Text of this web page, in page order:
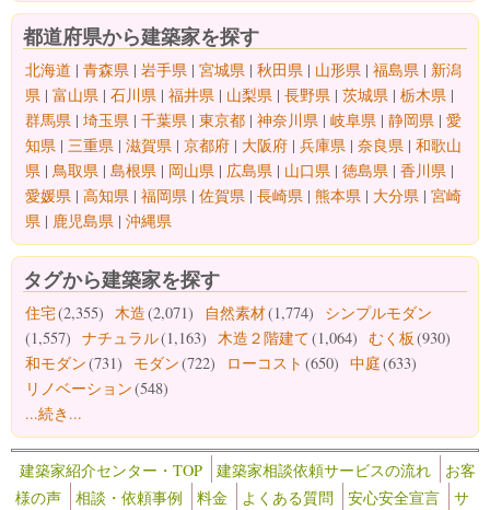
都道府県から建築家を探す
北海道 | 青森県 | 岩手県 | 宮城県 | 秋田県 | 山形県 | 福島県 | 新潟
県 | 富山県 | 石川県 | 福井県 | 山梨県 | 長野県 | 茨城県 | 栃木県 |
群馬県 | 埼玉県 | 千葉県 | 東京都 | 神奈川県 | 岐阜県 | 静岡県 | 愛
知県 | 三重県 | 滋賀県 | 京都府 | 大阪府 | 兵庫県 | 奈良県 | 和歌山
県 | 鳥取県 | 島根県 | 岡山県 | 広島県 | 山口県 | 徳島県 | 香川県 |
愛媛県 | 高知県 | 福岡県 | 佐賀県 | 長崎県 | 熊本県 | 大分県 | 宮崎
県 | 鹿児島県 | 沖縄県
タグから建築家を探す
住宅(2,355) 木造(2,071) 自然素材(1,774)
シンプルモダン
(1,557) ナチュラル(1,163) 木造２階建て(1,064) むく板 (930)
和モダン(731) モダン(722) ローコスト (650) 中庭(633)
リノベーション(548)
...続き...
建築家紹介センター・TOP 建築家相談依頼サービスの流れ
お客
様の声
相談・依頼事例 料金 よくある質問 安心安全宣言
サ